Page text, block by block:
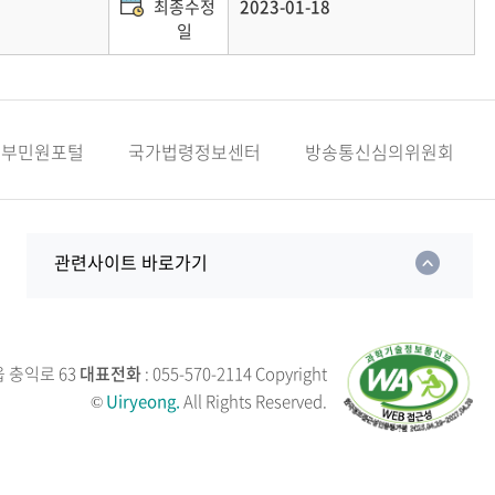
최종수정
일
2023-01-18
민원포털 국가법령정보센터 방송통신심의위원회
관련사이트 바로가기
충익로 63 대표전화: 055-570-2114Copyright
©Uiryeong.All Rights Reserved.